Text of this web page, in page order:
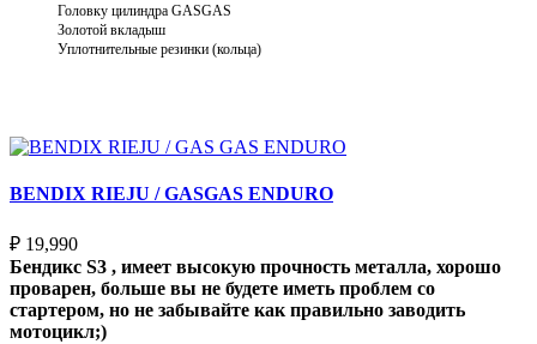
Головку цилиндра GASGAS
Золотой вкладыш
Уплотнительные резинки (кольца)
BENDIX RIEJU / GASGAS ENDURO
₽ 19,990
Бендикс S3 , имеет высокую прочность металла, хорошо
проварен, больше вы не будете иметь проблем со
стартером, но не забывайте как правильно заводить
мотоцикл;)